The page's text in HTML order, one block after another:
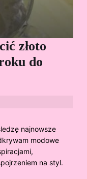
złoto
do
najnowsze
modowe
na styl.